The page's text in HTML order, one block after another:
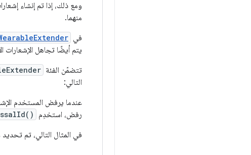
ومع ذلك، إذا تم إنشاء
منهما.
في
يتم أيضًا تجاهل الإشعارات
تتضمّن الفئة
التالي:
عندما يرفض المستخدم
رفض، استخدِم
في المثال التالي، تم